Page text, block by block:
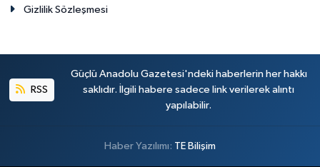
Gizlilik Sözleşmesi
RSS
Güçlü Anadolu Gazetesi'ndeki haberlerin her hakkı
saklıdır. İlgili habere sadece link verilerek alıntı
yapılabilir.
Haber Yazılımı: TE Bilişim